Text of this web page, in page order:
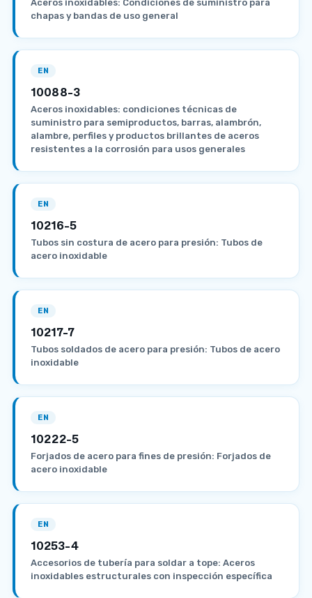
Aceros inoxidables: Condiciones de suministro para
chapas y bandas de uso general
EN
10088-3
Aceros inoxidables: condiciones técnicas de
suministro para semiproductos, barras, alambrón,
alambre, perfiles y productos brillantes de aceros
resistentes a la corrosión para usos generales
EN
10216-5
Tubos sin costura de acero para presión: Tubos de
acero inoxidable
EN
10217-7
Tubos soldados de acero para presión: Tubos de acero
inoxidable
EN
10222-5
Forjados de acero para fines de presión: Forjados de
acero inoxidable
EN
10253-4
Accesorios de tubería para soldar a tope: Aceros
inoxidables estructurales con inspección específica